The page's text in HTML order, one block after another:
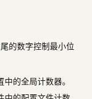
的数字控制最小位
的全局计数器。